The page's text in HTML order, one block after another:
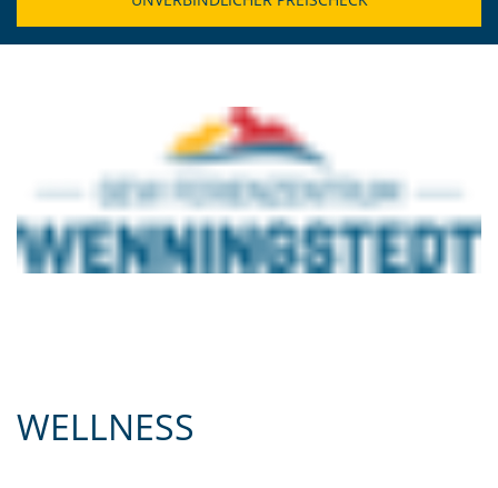
WELLNESS